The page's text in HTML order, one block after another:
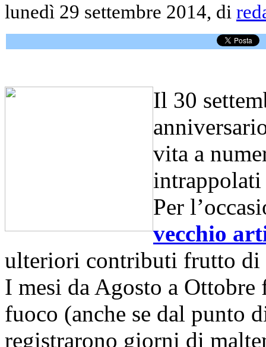
lunedì 29 settembre 2014, di
Il 30
vita a
Per
vecchio
ulteriori contributi frutto di
I mesi da Agosto a
fuoco (anche se dal punto
registrarono giorni di